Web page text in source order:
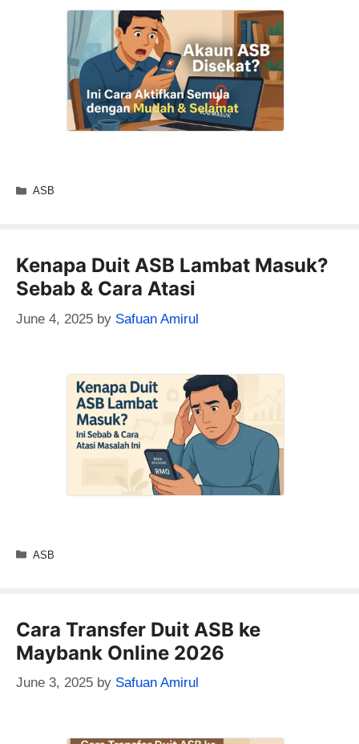
Categories
ASB
Kenapa Duit ASB Lambat Masuk?
Sebab & Cara Atasi
June 4, 2025 by Safuan Amirul
Categories
ASB
Cara Transfer Duit ASB ke
Maybank Online 2026
June 3, 2025 by Safuan Amirul